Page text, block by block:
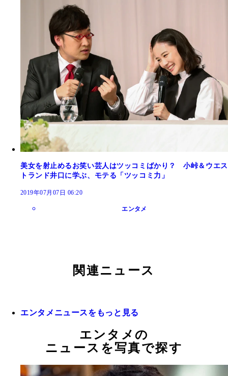
美女を射止めるお笑い芸人はツッコミばかり？ 小峠＆ウエス
トランド井口に学ぶ、モテる「ツッコミ力」
2019年07月07日 06:20
エンタメ
関連ニュース
エンタメニュースをもっと見る
エンタメの
ニュースを写真で探す